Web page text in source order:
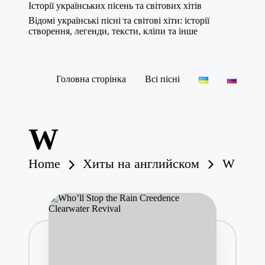
Історії українських пісень та світових хітів
Відомі українські пісні та світові хіти: історії
створення, легенди, тексти, кліпи та інше
Головна сторінка Всі пісні
W
Home Хиты на английском W